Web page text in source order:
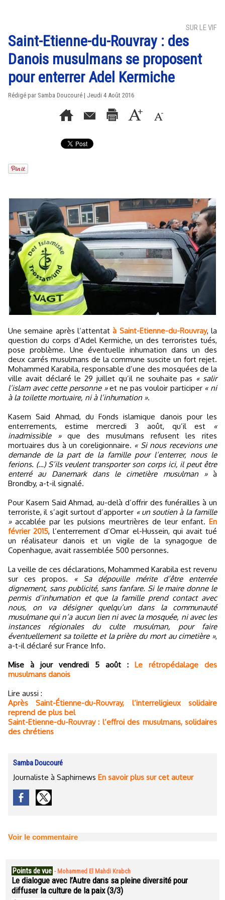
SUR LE VIF
Saint-Etienne-du-Rouvray : des
Danois musulmans se proposent
pour enterrer Adel Kermiche
Rédigé par Samba Doucouré | Jeudi 4 Août 2016
Une semaine après l’attentatà Saint-Etienne-du-Rouvray, la
question du corps d’Adel Kermiche, un des terroristes tués,
pose problème. Une éventuelle inhumation dans un des
deux carrés musulmans de la commune suscite un fort rejet.
Mohammed Karabila, responsable d’une des mosquées de la
ville avait déclaré le 29 juillet qu’il ne souhaite pas « salir
l’islam avec cette personne »et ne pas vouloir participer « ni
à la toilette mortuaire, ni à l’inhumation ».
Kasem Said Ahmad, du Fonds islamique danois pour les
enterrements, estime mercredi 3 août, qu’il est
«
inadmissible »que des musulmans refusent les rites
mortuaires dus à un coreligionnaire. « Si nous recevions une
demande de la part de la famille pour l’enterrer, nous le
ferions. (…) S’ils veulent transporter son corps ici, il peut être
enterré au Danemark dans le cimetière musulman »à
Brondby, a-t-il signalé.
Pour Kasem Said Ahmad, au-delà d’offrir des funérailles à un
terroriste, il s’agit surtout d’apporter « un soutien à la famille
»accablée par les pulsions meurtrières de leur enfant. En
février 2015, l’enterrement d’Omar el-Hussein, qui avait tué
un réalisateur danois et un vigile de la synagogue de
Copenhague, avait rassemblée 500 personnes.
La veille de ces déclarations, Mohammed Karabila est revenu
sur ces propos.
« Sa dépouille mérite d’être enterrée
dignement, sans publicité, sans fanfare. Si le maire donne le
permis d’inhumation et que la famille prend contact avec
nous, on va désigner quelqu’un dans la communauté
musulmane qui n’a aucun lien ni avec la mosquée, ni avec les
instances régionales du culte musulman, pour faire
éventuellement sa toilette et la prière du mort au cimetière »,
a-t-il déclaré sur France Info.
Mise à jour vendredi 5 août :
Le rétropédalage des
musulmans danois
Lire aussi :
Après Saint-Étienne-du-Rouvray, l’interreligieux solidaire
reprend de plus bel
Saint-Etienne-du-Rouvray : l’effroi des musulmans, solidaires
des chrétiens
Samba Doucouré
Journaliste à Saphirnews En savoir plus sur cet auteur
Voir le commentaire
Points de vue - Mohammed El Mahdi Krabch
Le dialogue avec l’Autre dans sa pleine diversité pour
diffuser la culture de la paix (3/3)